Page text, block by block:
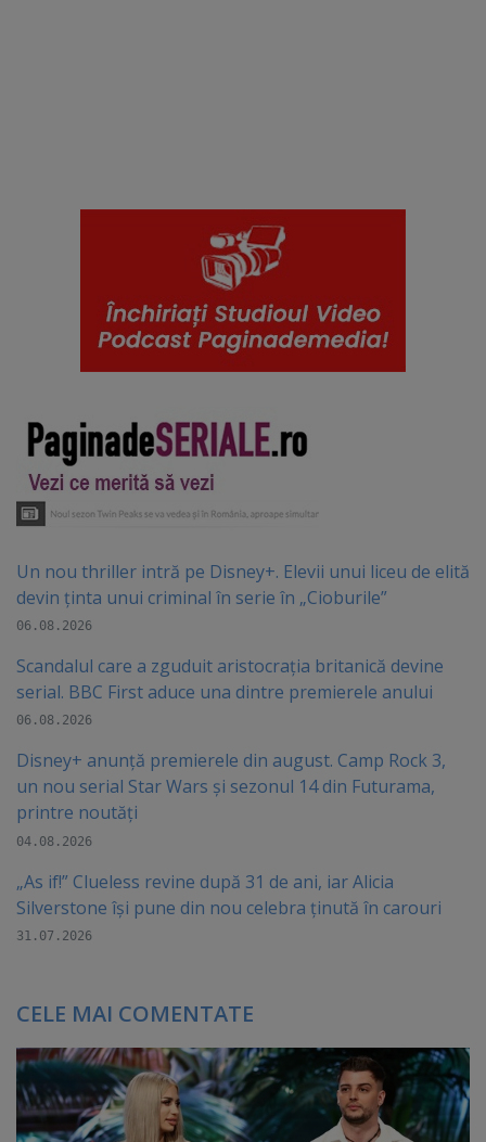
Un nou thriller intră pe Disney+. Elevii unui liceu de elită
devin ținta unui criminal în serie în „Cioburile”
06.08.2026
Scandalul care a zguduit aristocrația britanică devine
serial. BBC First aduce una dintre premierele anului
06.08.2026
Disney+ anunță premierele din august. Camp Rock 3,
un nou serial Star Wars și sezonul 14 din Futurama,
printre noutăți
04.08.2026
„As if!” Clueless revine după 31 de ani, iar Alicia
Silverstone își pune din nou celebra ținută în carouri
31.07.2026
CELE MAI COMENTATE